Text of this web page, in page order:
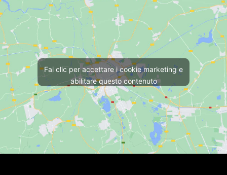
Fai clic per accettare i cookie marketing e
abilitare questo contenuto